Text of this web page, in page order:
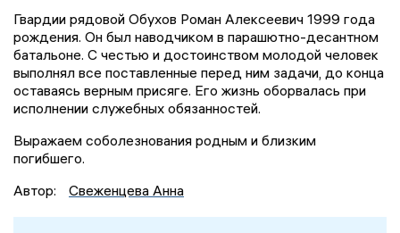
Гвардии рядовой Обухов Роман Алексеевич 1999 года
рождения. Он был наводчиком в парашютно-десантном
батальоне. С честью и достоинством молодой человек
выполнял все поставленные перед ним задачи, до конца
оставаясь верным присяге. Его жизнь оборвалась при
исполнении служебных обязанностей.
Выражаем соболезнования родным и близким
погибшего.
Автор:
Свеженцева Анна